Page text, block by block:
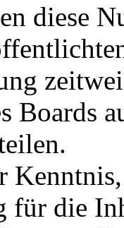
diese
Boards
für die